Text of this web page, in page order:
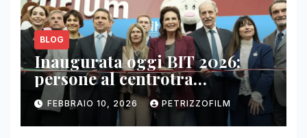
BLOG
Inaugurata oggi BIT 2026:
persone al centrotra
contenuti, relazioni e business
FEBBRAIO 10, 2026 PETRIZZOFILM